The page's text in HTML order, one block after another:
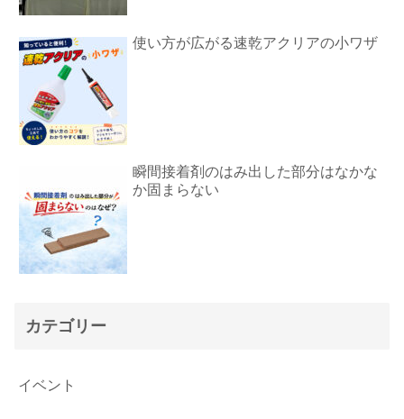
使い方が広がる速乾アクリアの小ワザ
瞬間接着剤のはみ出した部分はなかな
か固まらない
カテゴリー
イベント